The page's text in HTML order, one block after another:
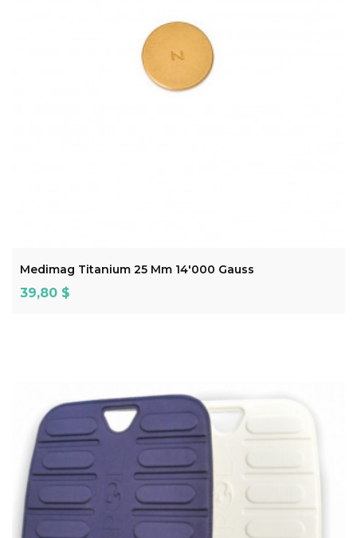
Medimag Titanium 25 Mm 14'000 Gauss
Prix
39,80 $